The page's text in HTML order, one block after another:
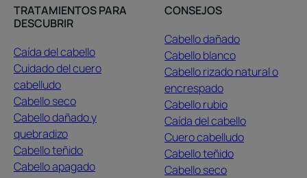
TRATAMIENTOS PARA
DESCUBRIR
Caída del cabello
Cuidado del cuero
cabelludo
Cabello seco
Cabello dañado y
quebradizo
Cabello teñido
Cabello apagado
CONSEJOS
Cabello dañado
Cabello blanco
Cabello rizado natural o
encrespado
Cabello rubio
Caída del cabello
Cuero cabelludo
Cabello teñido
Cabello seco